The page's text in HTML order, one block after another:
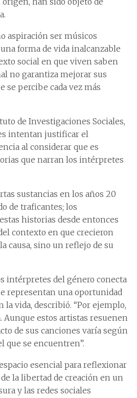
aspiración ser músicos
forma de vida inalcanzable
social en que viven saben
no garantiza mejorar sus
se percibe cada vez más
de Investigaciones Sociales,
intentan justificar el
al considerar que es
que narran los intérpretes
sustancias en los años 20
de traficantes; los
historias desde entonces
contexto en que crecieron
causa, sino un reflejo de su
intérpretes del género conecta
representan una oportunidad
la vida, describió. “Por ejemplo,
Aunque estos artistas resuenen
de sus canciones varía según
que se encuentren”.
esencial para reflexionar
la libertad de creación en un
y las redes sociales